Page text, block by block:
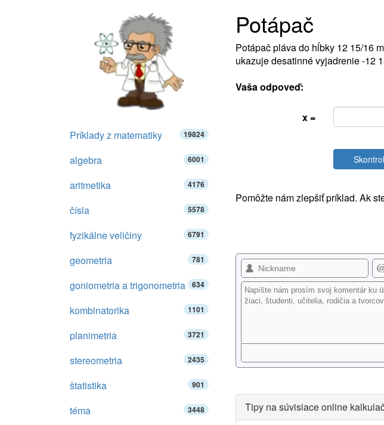
Potápač
Potápač pláva do hĺbky 12 15/16
ukazuje desatinné vyjadrenie -12
Vaša odpoveď:
x =
Pomôžte nám zlepšiť príklad. Ak
Tipy na súvisiace online
Príklady z matematiky 19824
algebra 6001
aritmetika 4176
čísla 5578
fyzikálne veličiny 6791
geometria 781
goniometria a trigonometria 634
kombinatorika 1101
planimetria 3721
stereometria 2435
štatistika 901
téma 3448